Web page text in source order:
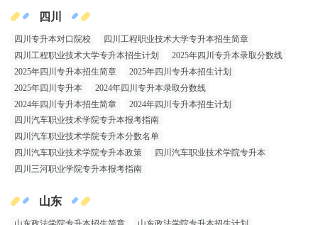
四川
四川专升本对口院校
四川工程职业技术大学专升本招生简章
四川工程职业技术大学专升本招生计划
2025年四川专升本录取分数线
2025年四川专升本招生简章
2025年四川专升本招生计划
2025年四川专升本
2024年四川专升本录取分数线
2024年四川专升本招生简章
2024年四川专升本招生计划
四川汽车职业技术学院专升本报考指南
四川汽车职业技术学院专升本分数名单
四川汽车职业技术学院专升本政策
四川汽车职业技术学院专升本
四川三河职业学院专升本报考指南
山东